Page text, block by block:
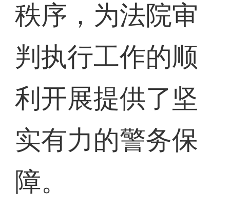
秩序，为法院审
判执行工作的顺
利开展提供了坚
实有力的警务保
障。